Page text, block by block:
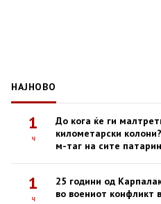
НАЈНОВО
1
ч
До кога ќе ги
километарски
м-таг на сите
1
ч
25 години од
во воениот конфликт